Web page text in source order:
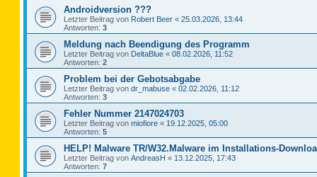
Androidversion ???
Letzter Beitrag von Robert Beer « 25.03.2026, 13:44
Antworten: 3
Meldung nach Beendigung des Programm
Letzter Beitrag von DeltaBlue « 08.02.2026, 11:52
Antworten: 2
Problem bei der Gebotsabgabe
Letzter Beitrag von dr_mabuse « 02.02.2026, 11:12
Antworten: 3
Fehler Nummer 2147024703
Letzter Beitrag von miofiore « 19.12.2025, 05:00
Antworten: 5
HELP! Malware TR/W32.Malware im Installations-
Letzter Beitrag von AndreasH « 13.12.2025, 17:43
Antworten: 7